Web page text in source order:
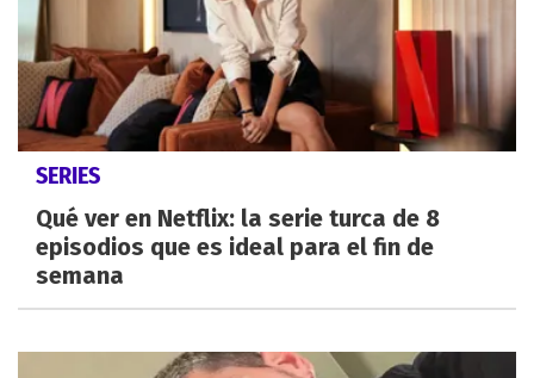
SERIES
Qué ver en Netflix: la serie turca de 8
episodios que es ideal para el fin de
semana